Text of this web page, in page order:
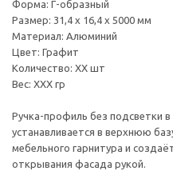
Форма: Г-образный
Размер: 31,4 х 16,4 х 5000 мм
Материал: Алюминий
Цвет: Графит
Количество: ХХ шт
Вес: ХХХ гр
Ручка-профиль без подсветки
устанавливается в верхнюю
мебельного гарнитура и
открывания фасада рукой.